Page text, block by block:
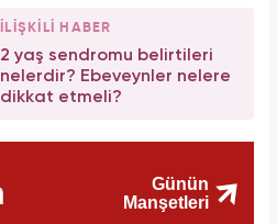
İLİŞKİLİ HABER
2 yaş sendromu belirtileri
nelerdir? Ebeveynler nelere
dikkat etmeli?